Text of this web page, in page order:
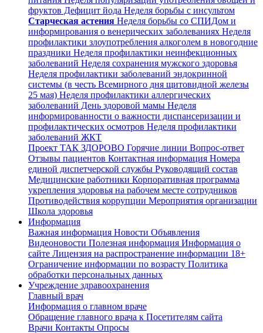
фруктов Дефицит йода Неделя борьбы с инсультом
Старческая астения Неделя борьбы со СПИДом и
информирования о венерических заболеваниях Неделя
профилактики злоупотребления алкоголем в новогодние
праздники Неделя профилактики неинфекционных
заболеваний Неделя сохранения мужского здоровья
Неделя профилактики заболеваний эндокринной
системы (в честь Всемирного дня щитовидной железы
25 мая) Неделя профилактики аллергических
заболеваний День здоровой мамы Неделя
информированности о важности диспансеризации и
профилактических осмотров Неделя профилактики
заболеваний ЖКТ
Проект ТАК ЗДОРОВО Горячие линии Вопрос-ответ
Отзывы пациентов Контактная информация Номера
единой диспетчерской службы Руководящий состав
Медицинские работники Корпоративная программа
укрепления здоровья на рабочем месте сотрудников
Противодействия коррупции Мероприятия организации
Школа здоровья
Информация
Важная информация Новости Объявления
Видеоновости Полезная информация Информация о
сайте Лицензия на распространение информации 18+
Ограничение информации по возрасту Политика
обработки персональных данных
Учреждение здравоохранения
Главный врач
Информация о главном враче
Обращение главного врача к Посетителям сайта
Врачи Контакты Опросы